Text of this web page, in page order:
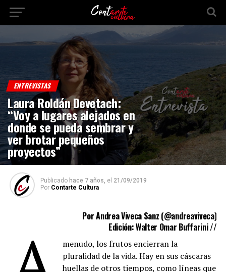
ENTREVISTAS
Laura Roldán Devetach:
“Voy a lugares alejados en
donde se pueda sembrar y
ver brotar pequeños
proyectos”
Publicado hace 7 años, el 21/09/2019
Por Contarte Cultura
Por Andrea Viveca Sanz (@andreaviveca)
Edición: Walter Omar Buffarini //
menudo, los frutos encierran la
pluralidad de la vida. Hay en sus cáscaras
huellas de otros tiempos, como líneas que